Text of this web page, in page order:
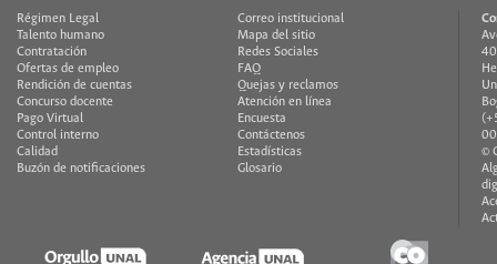
Régimen Legal
Talento humano
Contratación
Ofertas de empleo
Rendición de cuentas
Concurso docente
Pago Virtual
Control interno
Calidad
Buzón de notificaciones
Correo institucional
Mapa del sitio
Redes Sociales
FAQ
Quejas y reclamos
Atención en línea
Encuesta
Contáctenos
Estadísticas
Glosario
©